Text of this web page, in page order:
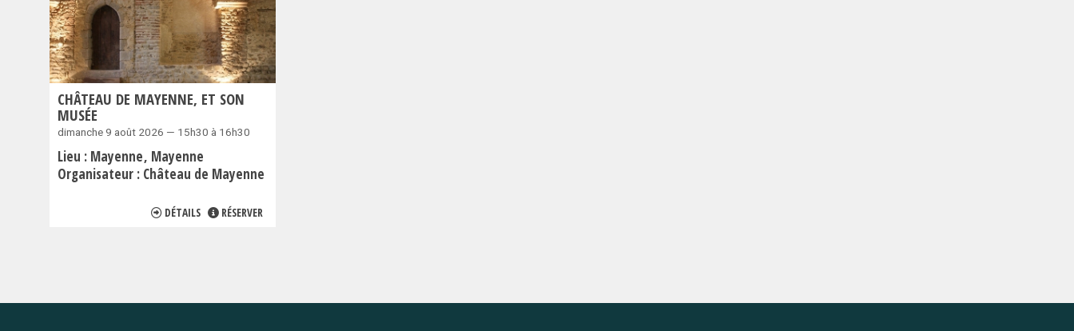
CHÂTEAU DE MAYENNE, ET SON
MUSÉE
dimanche 9 août 2026 — 15h30 à 16h30
Lieu : Mayenne Mayenne
Organisateur : Château de Mayenne
DÉTAILS RÉSERVER